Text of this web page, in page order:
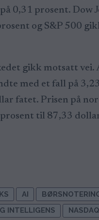
0,31 prosent. Dow
og S&P 500
gikk motsatt vei.
med et fall på
fatet. Prisen på
til 87,33
AI
INTELLIGENS
NASDAQ